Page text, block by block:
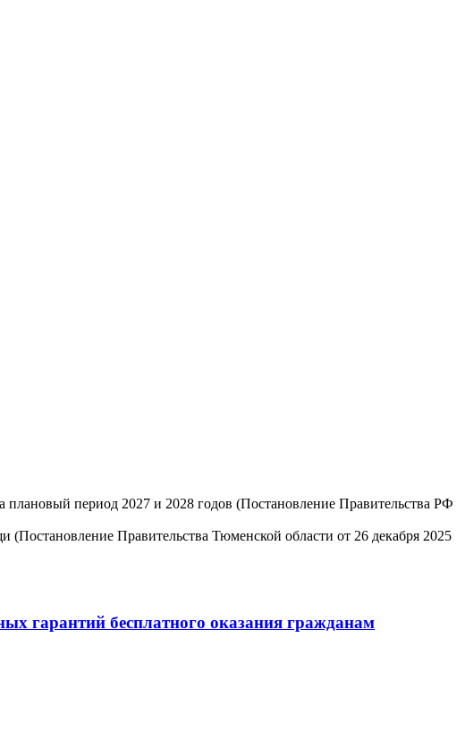
период 2027 и 2028 годов (Постановление Правительства РФ
Правительства Тюменской области от 26 декабря 2025
гарантий бесплатного оказания гражданам